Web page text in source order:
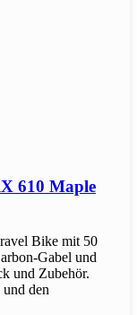
610 Maple
Bike mit 50
Gabel und
und Zubehör.
den